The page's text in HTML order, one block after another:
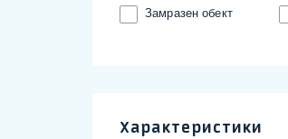
Замразен обект
Характеристики